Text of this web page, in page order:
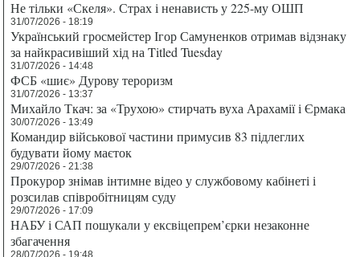
Не тільки «Скеля». Страх і ненависть у 225-му ОШП
31/07/2026 - 18:19
Український гросмейстер Ігор Самуненков отримав відзнаку
за найкрасивіший хід на Titled Tuesday
31/07/2026 - 14:48
ФСБ «шиє» Дурову тероризм
31/07/2026 - 13:37
Михайло Ткач: за «Трухою» стирчать вуха Арахамії і Єрмака
30/07/2026 - 13:49
Командир військової частини примусив 83 підлеглих
будувати йому маєток
29/07/2026 - 21:38
Прокурор знімав інтимне відео у службовому кабінеті і
розсилав співробітницям суду
29/07/2026 - 17:09
НАБУ і САП пошукали у ексвіцепрем’єрки незаконне
збагачення
28/07/2026 - 19:48